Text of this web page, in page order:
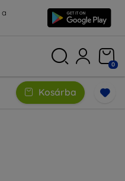
a
0
Kosárba